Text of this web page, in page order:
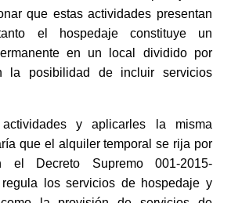
que estas actividades presentan
el hospedaje constituye un
en un local dividido por
la posibilidad de incluir servicios
y aplicarles la misma
que el alquiler temporal se rija por
el Decreto Supremo 001-2015-
los servicios de hospedaje y